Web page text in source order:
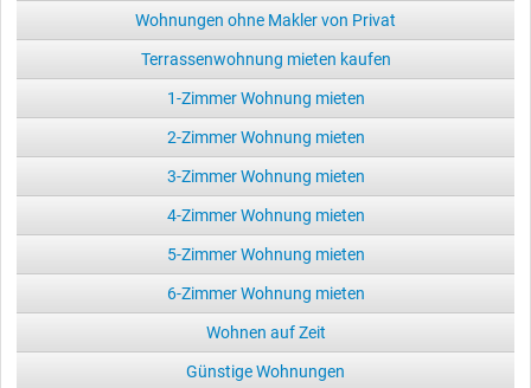
Wohnungen ohne Makler von Privat
Terrassenwohnung mieten kaufen
1-Zimmer Wohnung mieten
2-Zimmer Wohnung mieten
3-Zimmer Wohnung mieten
4-Zimmer Wohnung mieten
5-Zimmer Wohnung mieten
6-Zimmer Wohnung mieten
Wohnen auf Zeit
Günstige Wohnungen